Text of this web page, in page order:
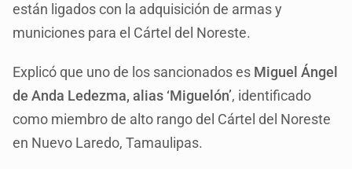
están ligados con la adquisición de armas y
municiones para el Cártel del Noreste.
Explicó que uno de los sancionados es Miguel Ángel
de Anda Ledezma, alias ‘Miguelón’, identificado
como miembro de alto rango del Cártel del Noreste
en Nuevo Laredo, Tamaulipas.